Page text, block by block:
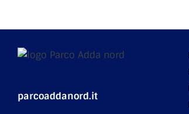
parcoaddanord.it